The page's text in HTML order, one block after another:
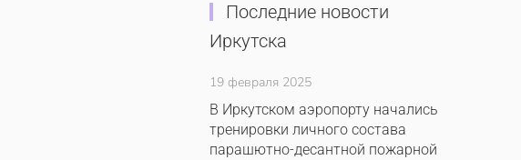
Последние новости
Иркутска
19 февраля 2025
В Иркутском аэропорту начались
тренировки личного состава
парашютно-десантной пожарной